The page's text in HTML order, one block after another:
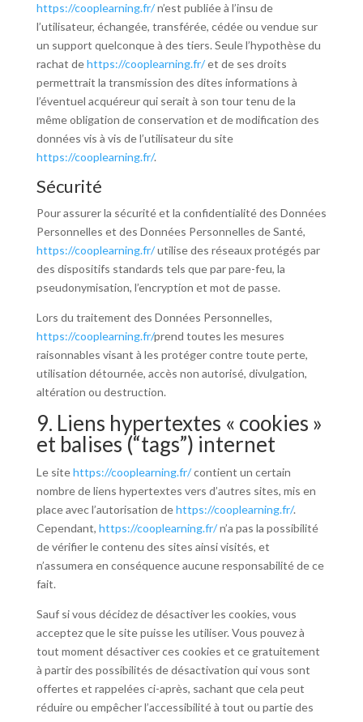
https://cooplearning.fr/n’est publiée à l’insu de
l’utilisateur, échangée, transférée, cédée ou vendue sur
un support quelconque à des tiers. Seule l’hypothèse du
rachat dehttps://cooplearning.fr/et de ses droits
permettrait la transmission des dites informations à
l’éventuel acquéreur qui serait à son tour tenu de la
même obligation de conservation et de modification des
données vis à vis de l’utilisateur du site
https://cooplearning.fr/.
Sécurité
Pour assurer la sécurité et la confidentialité des Données
Personnelles et des Données Personnelles de Santé,
https://cooplearning.fr/utilise des réseaux protégés par
des dispositifs standards tels que par pare-feu, la
pseudonymisation, l’encryption et mot de passe.
Lors du traitement des Données Personnelles,
https://cooplearning.fr/prend toutes les mesures
raisonnables visant à les protéger contre toute perte,
utilisation détournée, accès non autorisé, divulgation,
altération ou destruction.
9. Liens hypertextes « cookies »
et balises (“tags”) internet
Le sitehttps://cooplearning.fr/contient un certain
nombre de liens hypertextes vers d’autres sites, mis en
place avec l’autorisation dehttps://cooplearning.fr/.
Cependant, https://cooplearning.fr/n’a pas la possibilité
de vérifier le contenu des sites ainsi visités, et
n’assumera en conséquence aucune responsabilité de ce
fait.
Sauf si vous décidez de désactiver les cookies, vous
acceptez que le site puisse les utiliser. Vous pouvez à
tout moment désactiver ces cookies et ce gratuitement
à partir des possibilités de désactivation qui vous sont
offertes et rappelées ci-après, sachant que cela peut
réduire ou empêcher l’accessibilité à tout ou partie des